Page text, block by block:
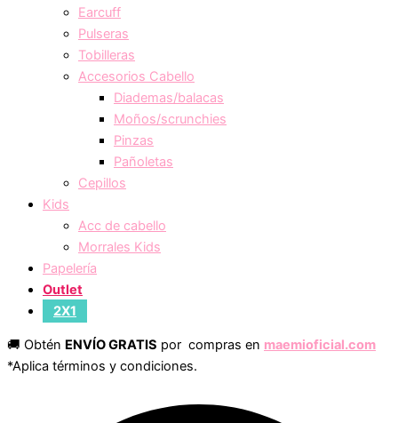
Earcuff
Pulseras
Tobilleras
Accesorios Cabello
Diademas/balacas
Moños/scrunchies
Pinzas
Pañoletas
Cepillos
Kids
Acc de cabello
Morrales Kids
Papelería
Outlet
2X1
🚚 Obtén ENVÍO GRATIS por compras en maemioficial.com
*Aplica términos y condiciones.